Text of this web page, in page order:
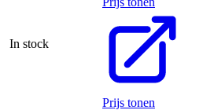
In stock
Prijs tonen